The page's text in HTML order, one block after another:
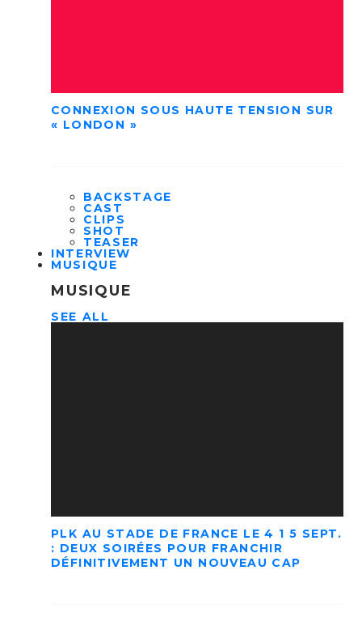
CONNEXION SOUS HAUTE TENSION SUR
« LONDON »
BACKSTAGE
CAST
CLIPS
SHOT
TEASER
INTERVIEW
MUSIQUE
MUSIQUE
SEE ALL
PLK AU STADE DE FRANCE LE 4 1 5 SEPT.
: DEUX SOIRÉES POUR FRANCHIR
DÉFINITIVEMENT UN NOUVEAU CAP